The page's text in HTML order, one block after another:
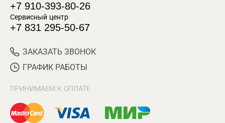
+7 910-393-80-26
Сервисный центр
+7 831 295-50-67
ЗАКАЗАТЬ ЗВОНОК
ГРАФИК РАБОТЫ
ПРИНИМАЕМ К ОПЛАТЕ